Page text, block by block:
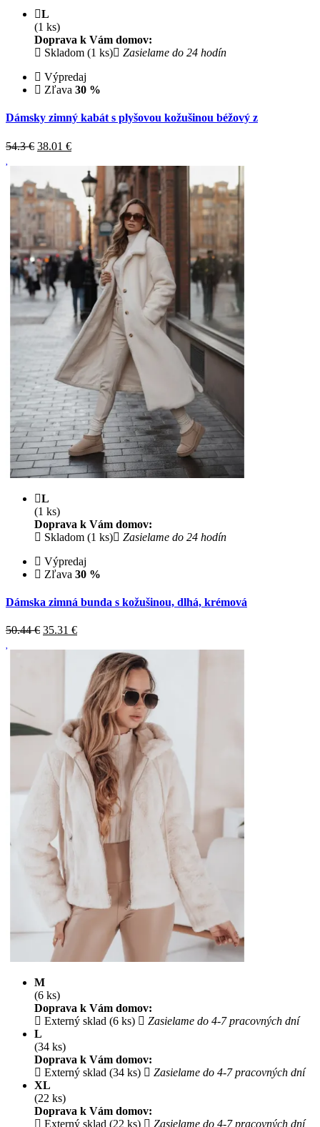
L
(1 ks)
Doprava k Vám domov:
Skladom (1 ks)
Zasielame do 24 hodín
Výpredaj
Zľava 30 %
Dámsky zimný kabát s plyšovou kožušinou béžový z
54.3 € 38.01 €
L
(1 ks)
Doprava k Vám domov:
Skladom (1 ks)
Zasielame do 24 hodín
Výpredaj
Zľava 30 %
Dámska zimná bunda s kožušinou, dlhá, krémová
50.44 € 35.31 €
M
(6 ks)
Doprava k Vám domov:
Externý sklad (6 ks)
Zasielame do 4-7 pracovných dní
L
(34 ks)
Doprava k Vám domov:
Externý sklad (34 ks)
Zasielame do 4-7 pracovných dní
XL
(22 ks)
Doprava k Vám domov:
Externý sklad (22 ks)
Zasielame do 4-7 pracovných dní